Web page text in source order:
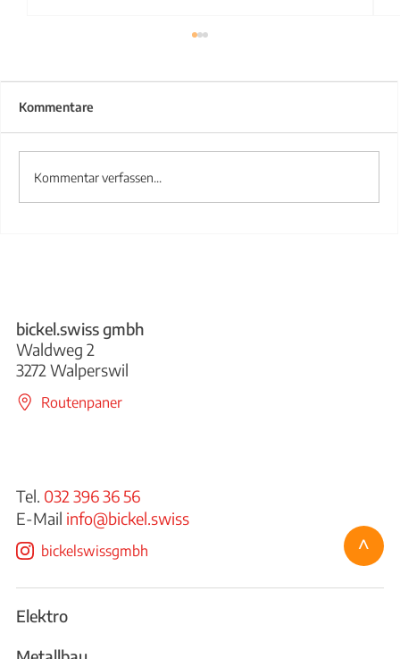
Treppengeländer aus Stahl
Kommentare
Kommentar verfassen...
bickel.swiss gmbh
Waldweg 2
3272 Walperswil
Routenpaner
Tel. 032 396 36 56
E-Mail info@bickel.swiss
bickelswissgmbh
Elektro
^